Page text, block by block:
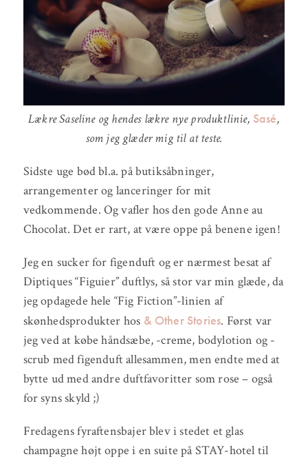
Lækre Saseline og hendes lækre nye produktlinie, Sasé,
som jeg glæder mig til at teste.
Sidste uge bød bl.a. på butiksåbninger,
arrangementer og lanceringer for mit
vedkommende. Og vafler hos den gode Anne au
Chocolat. Det er rart, at være oppe på benene igen!
Jeg en sucker for figenduft og er nærmest besat af
Diptiques “Figuier” duftlys, så stor var min glæde, da
jeg opdagede hele “Fig Fiction”-linien af
skønhedsprodukter hos & Other Stories. Først var
jeg ved at købe håndsæbe, -creme, bodylotion og -
scrub med figenduft allesammen, men endte med at
bytte ud med andre duftfavoritter som rose – også
for syns skyld ;)
Fredagens fyraftensbajer blev i stedet et glas
champagne højt oppe i en suite på STAY-hotel til